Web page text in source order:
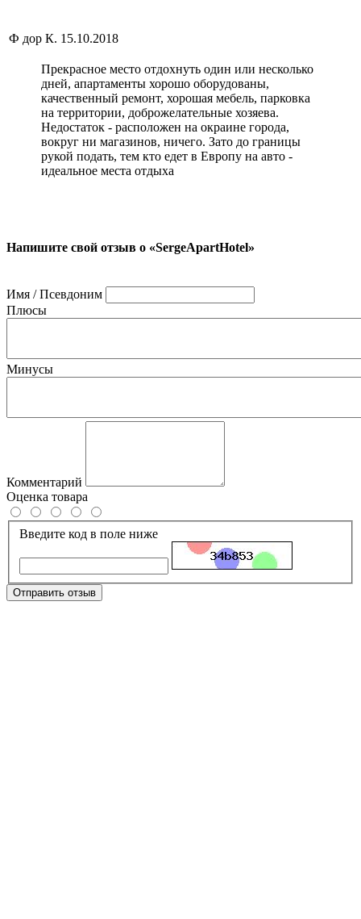
Ф дор К. 15.10.2018
Прекрасное место отдохнуть один или несколько
дней, апартаменты хорошо оборудованы,
качественный ремонт, хорошая мебель, парковка
на территории, доброжелательные хозяева.
Недостаток - расположен на окраине города,
вокруг ни магазинов, ничего. Зато до границы
рукой подать, тем кто едет в Европу на авто -
идеальное места отдыха
Напишите свой отзыв о «SergeApartHotel»
Имя / Псевдоним
Плюсы
Минусы
Комментарий
Оценка товара
Введите код в поле ниже
Отправить отзыв